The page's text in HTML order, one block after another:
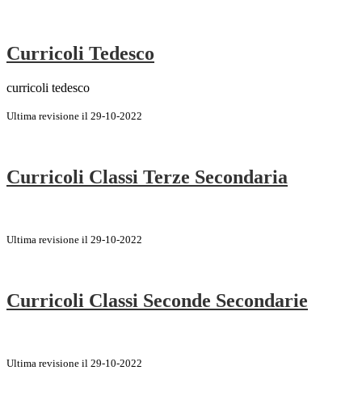
Curricoli Tedesco
curricoli tedesco
Ultima revisione il 29-10-2022
Curricoli Classi Terze Secondaria
Ultima revisione il 29-10-2022
Curricoli Classi Seconde Secondarie
Ultima revisione il 29-10-2022